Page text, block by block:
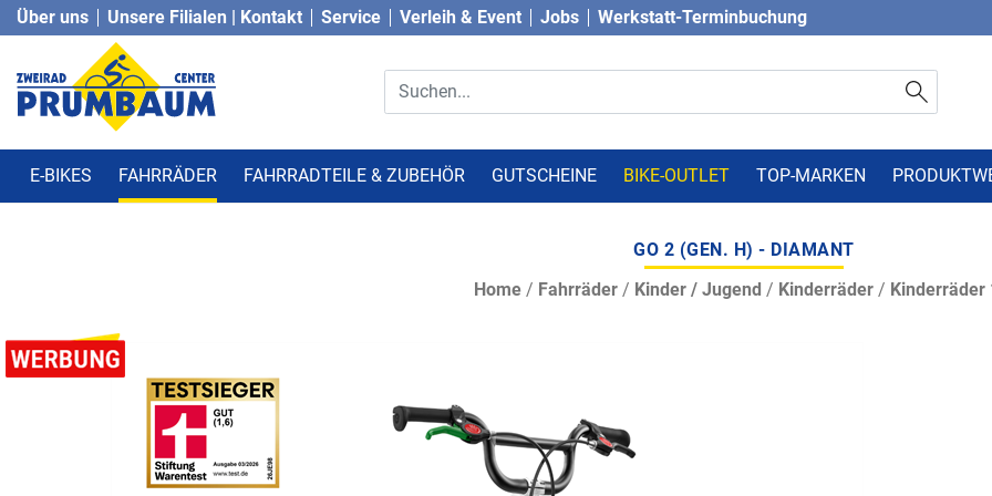
Über uns Unsere Filialen | Kontakt Service Verleih & Event Jobs Werkstatt-Terminbuchung
E-BIKES FAHRRÄDER FAHRRADTEILE & ZUBEHÖR GUTSCHEINE BIKE-OUTLET TOP-MARKEN
GO 2 (GEN. H) - DIAMANT
Home/ Fahrräder/ Kinder / Jugend / Kinderräder/ Kinderräder